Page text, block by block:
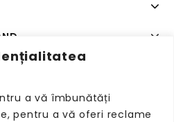
a vă îmbunătăți
pentru a vă oferi reclame
HAND